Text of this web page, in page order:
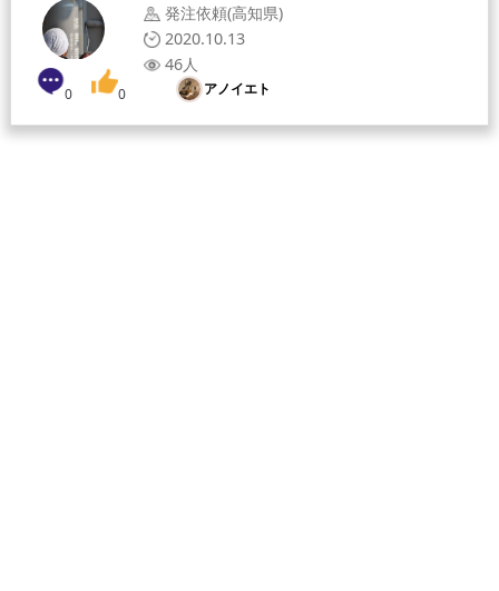
発注依頼(高知県)
2020.10.13
46人
アノイエト
0 0